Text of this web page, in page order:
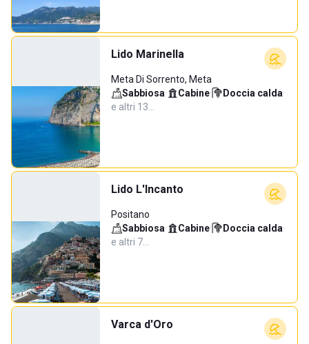
Lido Marinella
Meta Di Sorrento, Meta
Sabbiosa· Cabine· Doccia calda·
e altri 13…
Lido L'Incanto
Positano
Sabbiosa· Cabine· Doccia calda·
e altri 7…
Varca d'Oro